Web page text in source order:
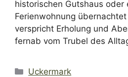
historischen Gutshaus oder
Ferienwohnung
verspricht Erholung und
fernab vom Trubel des
Kategorien
Uckermark